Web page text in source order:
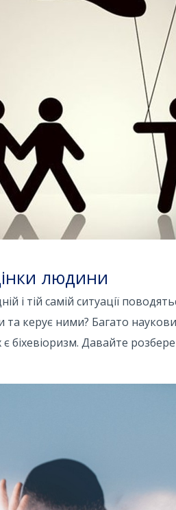
людини
і тій самій ситуації
та керує ними? Багато
Давайте